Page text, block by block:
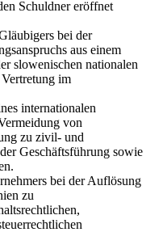
Schuldner eröffnet
bei der
aus einem
slowenischen nationalen
im
internationalen
von
zu zivil- und
Geschäftsführung sowie
bei der Auflösung
zu